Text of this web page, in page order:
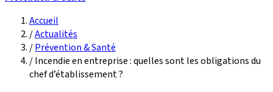
Accueil
/Actualités
/Prévention & Santé
/Incendie en entreprise : quelles sont les obligations du
chef d’établissement ?